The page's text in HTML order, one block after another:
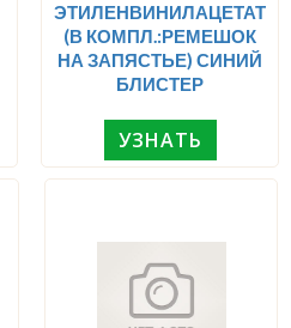
ЭТИЛЕНВИНИЛАЦЕТАТ
(В КОМПЛ.:РЕМЕШОК
НА ЗАПЯСТЬЕ) СИНИЙ
БЛИСТЕР
УЗНАТЬ